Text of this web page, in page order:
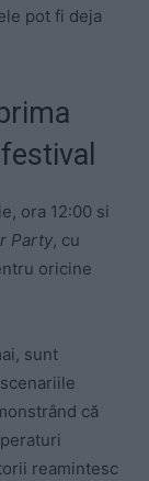
pot fi deja
ora 12:00 si
Party, cu
oricine
sunt
că
reamintesc